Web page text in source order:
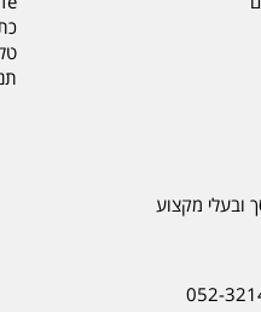
ובעלי מקצוע